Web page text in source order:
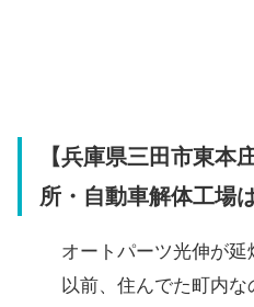
【兵庫県三田市東本
所・自動車解体工場
オートパーツ光伸が延
以前、住んでた町内な